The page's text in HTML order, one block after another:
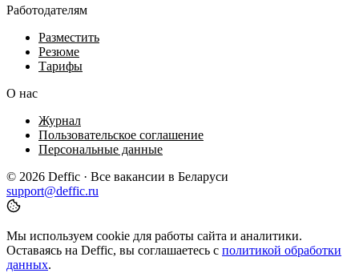
Работодателям
Разместить
Резюме
Тарифы
О нас
Журнал
Пользовательское соглашение
Персональные данные
© 2026 Deffic · Все вакансии в Беларуси
support@deffic.ru
Мы используем cookie для работы сайта и аналитики.
Оставаясь на Deffic, вы соглашаетесь с политикой обработки
данных.